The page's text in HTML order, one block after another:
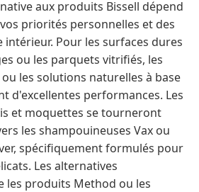
aux produits Bissell dépend
priorités personnelles et des
Pour les surfaces dures
ou les parquets vitrifiés, les
les solutions naturelles à base
d'excellentes performances. Les
et moquettes se tourneront
les shampouineuses Vax ou
spécifiquement formulés pour
Les alternatives
les produits Method ou les